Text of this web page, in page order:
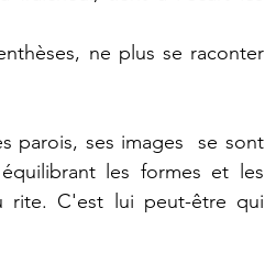
ne plus se raconter
parois, ses images  se sont
les formes et les
rite. C'est lui peut-être qui